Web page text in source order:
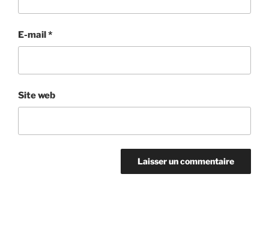
E-mail*
Site web